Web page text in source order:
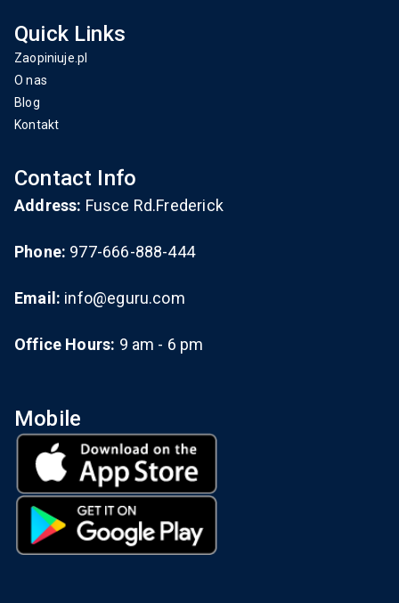
Quick Links
Zaopiniuje.pl
O nas
Blog
Kontakt
Contact Info
Address: Fusce Rd.Frederick
Phone: 977-666-888-444
Email: info@eguru.com
Office Hours: 9 am - 6 pm
Mobile